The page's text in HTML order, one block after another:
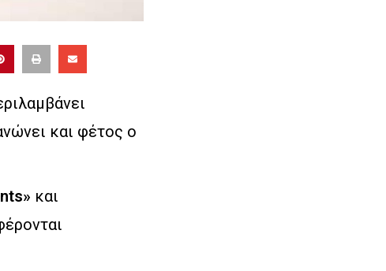
και φέτος ο
και